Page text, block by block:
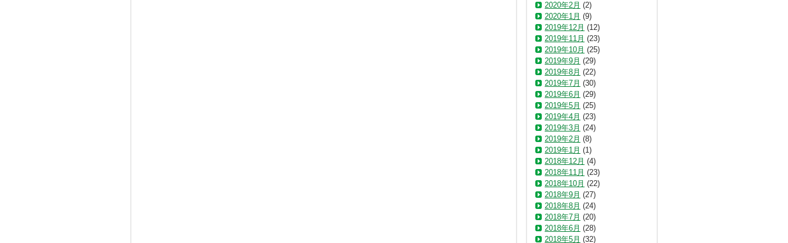
2020年2月 (2)
2020年1月 (9)
2019年12月 (12)
2019年11月 (23)
2019年10月 (25)
2019年9月 (29)
2019年8月 (22)
2019年7月 (30)
2019年6月 (29)
2019年5月 (25)
2019年4月 (23)
2019年3月 (24)
2019年2月 (8)
2019年1月 (1)
2018年12月 (4)
2018年11月 (23)
2018年10月 (22)
2018年9月 (27)
2018年8月 (24)
2018年7月 (20)
2018年6月 (28)
2018年5月 (32)